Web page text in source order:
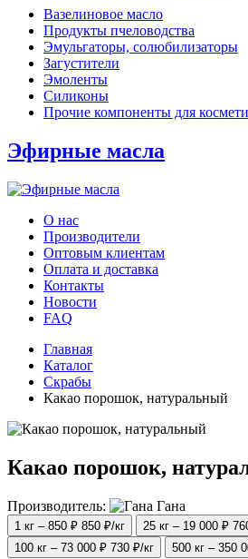
Вазелиновое масло
Продукты пчеловодства
Эмульгаторы, солюбилизаторы
Загустители
Эмоленты
Силиконы
Прочие компоненты для
Эфирные масла
О нас
Производители
Оптовым клиентам
Оплата и доставка
Контакты
Новости
FAQ
Главная
Каталог
Скрабы
Какао порошок, натуральный
Какао порошок,
Производитель: Гана
1 кг – 850 ₽ 850 ₽/кг 25 кг – 19 000 ₽
100 кг – 73 000 ₽ 730 ₽/кг 500 кг – 350